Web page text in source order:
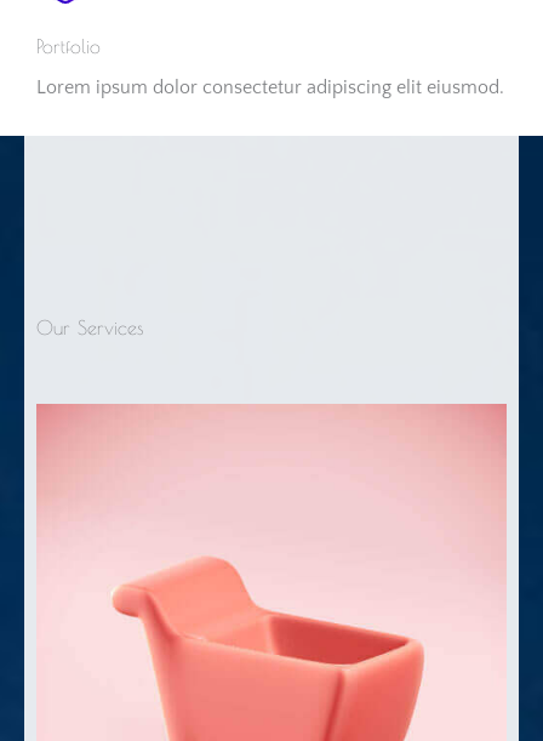
Portfolio
Lorem ipsum dolor consectetur adipiscing elit eiusmod.
Our Services